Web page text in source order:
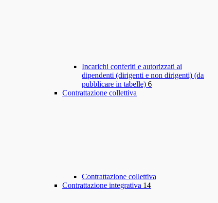
Incarichi conferiti e autorizzati ai
dipendenti (dirigenti e non dirigenti) (da
pubblicare in tabelle) 6
Contrattazione collettiva
Contrattazione collettiva
Contrattazione integrativa 14